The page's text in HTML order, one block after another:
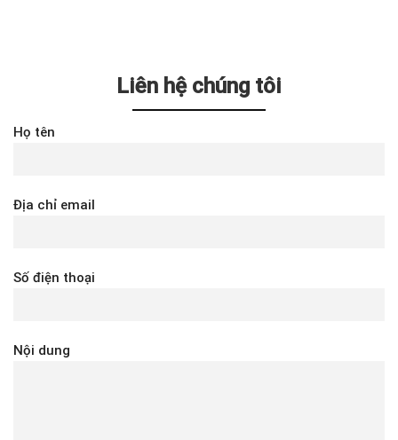
Liên hệ chúng tôi
Họ tên
Địa chỉ email
Số điện thoại
Nội dung